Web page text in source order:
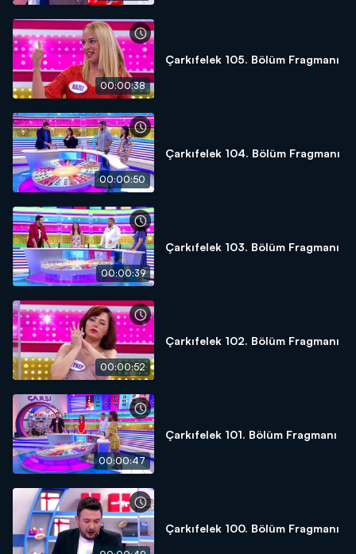
00:00:38
Çarkıfelek 105. Bölüm Fragmanı
00:00:50
Çarkıfelek 104. Bölüm Fragmanı
00:00:39
Çarkıfelek 103. Bölüm Fragmanı
00:00:52
Çarkıfelek 102. Bölüm Fragmanı
00:00:47
Çarkıfelek 101. Bölüm Fragmanı
Çarkıfelek 100. Bölüm Fragmanı